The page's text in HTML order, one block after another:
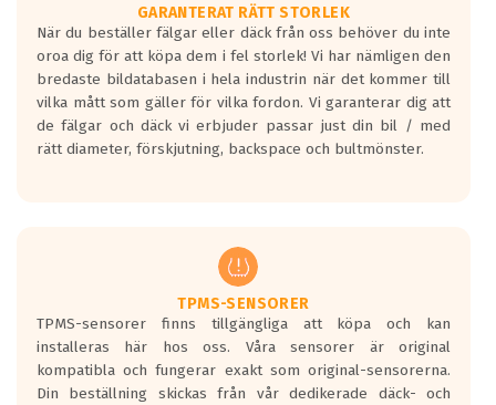
rullmotståndets ljud överträffa
motorljudet.
På däckmärkningen kommer det finnas
en symbol av ett däck med vågar. Hög
bullernivå markeras med svarta vågor
medans de vita vågorna påvisar om det är
ett tyst däck.
regelverket som introduceras år 2016.
Ett däck med två svarta vågor är redan
godkända för år 2016 nya regelverk.
Ett däck med en svart våg kommer vara
minst tre decibel tystare än det
regelverk som börjar gälla 2016.
GARANTERAT RÄTT STORLEK
När du beställer fälgar eller däck från oss behöver du inte
oroa dig för att köpa dem i fel storlek! Vi har nämligen den
bredaste bildatabasen i hela industrin när det kommer till
vilka mått som gäller för vilka fordon. Vi garanterar dig att
de fälgar och däck vi erbjuder passar just din bil / med
rätt diameter, förskjutning, backspace och bultmönster.
TPMS-SENSORER
TPMS-sensorer finns tillgängliga att köpa och kan
installeras här hos oss. Våra sensorer är original
kompatibla och fungerar exakt som original-sensorerna.
Din beställning skickas från vår dedikerade däck- och